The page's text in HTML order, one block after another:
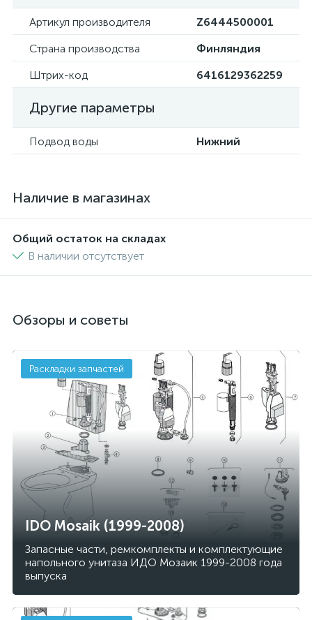
Артикул производителя
Z6444500001
Страна производства
Финляндия
Штрих-код
6416129362259
Другие параметры
Подвод воды Нижний
Наличие в магазинах
Общий остаток на складах
В наличии отсутствует
Обзоры и советы
IDO Mosaik (1999-2008)
Запасные части, ремкомплекты и комплектующие
напольного унитаза ИДО Мозаик 1999-2008 года
выпуска
Раскладки запчастей